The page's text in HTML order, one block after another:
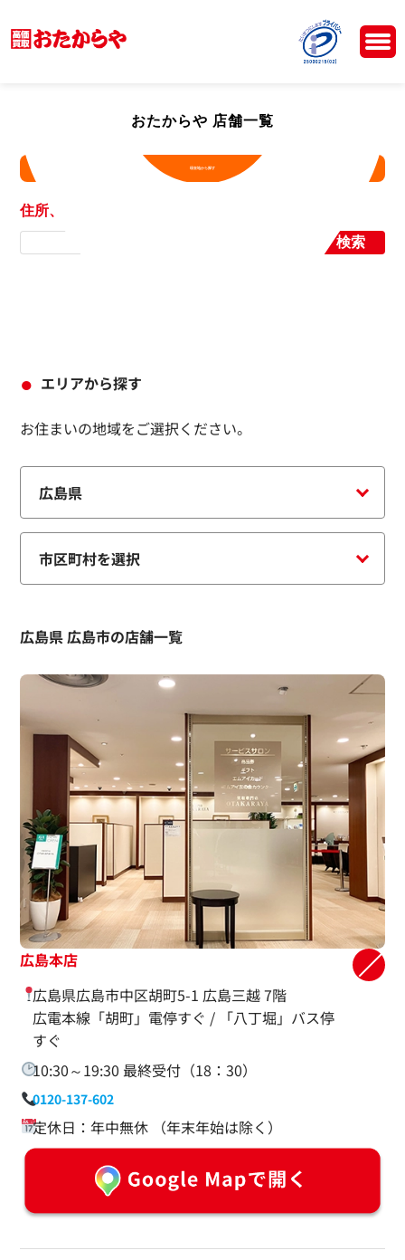
おたからや 店舗一覧
現在地から探す
住所、店舗名から探す
検索
エリアから探す
お住まいの地域をご選択ください。
広島県 広島市の店舗一覧
広島本店
広島県広島市中区胡町5-1 広島三越 7階
広電本線「胡町」電停すぐ / 「八丁堀」バス停
すぐ
10:30～19:30 最終受付（18：30）
0120-137-602
定休日：年中無休 （年末年始は除く）